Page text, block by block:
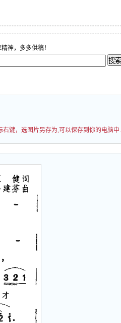
神，多多供稿！
键，选图片另存为,可以保存到你的电脑中.